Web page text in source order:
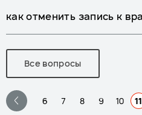
как отменить запись к
Все вопросы
6 7 8 9 10 11